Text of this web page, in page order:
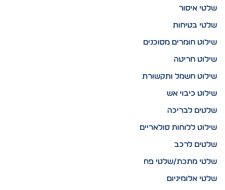
שלטי איסור
שלטי בטיחות
שילוט חומרים מסוכנים
שילוט חריטה
שילוט חשמל ותקשורת
שילוט כיבוי אש
שלטים לבריכה
שילוט ללוחות סולאריים
שלטים לרכב
שלטי מתכת/שלטי פח
שלטי אלומיניום